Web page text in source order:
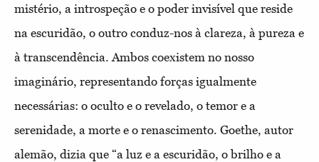
mistério, a introspeção e o poder invisível que reside
na escuridão, o outro conduz-nos à clareza, à pureza e
à transcendência. Ambos coexistem no nosso
imaginário, representando forças igualmente
necessárias: o oculto e o revelado, o temor e a
serenidade, a morte e o renascimento. Goethe, autor
alemão, dizia que “a luz e a escuridão, o brilho e a